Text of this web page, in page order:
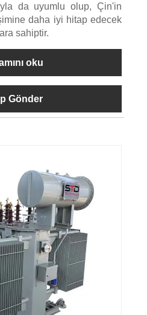
da uyumlu olup, Çin'in
daha iyi hitap edecek
sahiptir.
oku
Gönder